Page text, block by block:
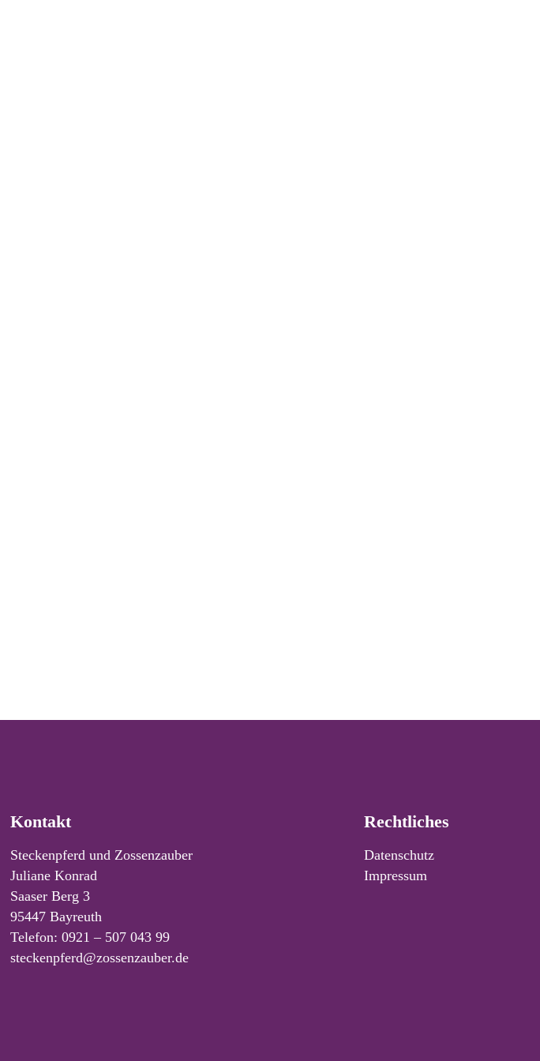
Kontakt
Steckenpferd und Zossenzauber
Juliane Konrad
Saaser Berg 3
95447 Bayreuth
Telefon: 0921 – 507 043 99
steckenpferd@zossenzauber.de
Rechtliches
Datenschutz
Impressum